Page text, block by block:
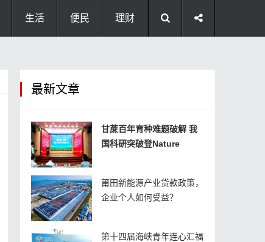
生活 便民 理财
最新文章
甘蔗百年育种难题破解 我
国科研突破登Nature
莆田新能源产业贷款政策，
企业个人如何受益？
第十四届海峡青年连心汇福